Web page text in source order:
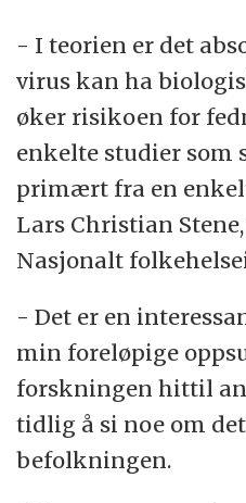
- I teorien er det
virus kan ha
øker risikoen for
enkelte studier som
primært fra en
Lars Christian
Nasjonalt
- Det er en
min foreløpige
forskningen hittil
tidlig å si noe om
befolkningen.